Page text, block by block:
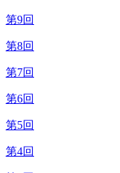
第9回
第8回
第7回
第6回
第5回
第4回